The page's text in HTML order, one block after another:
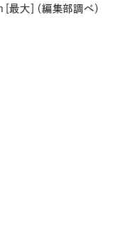
最大］（編集部調べ）